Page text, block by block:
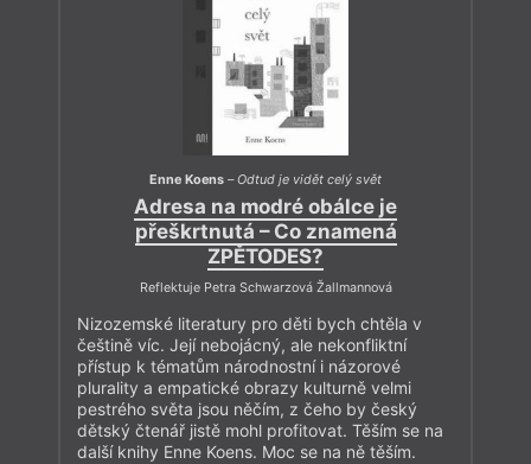
Enne Koens –Odtud je vidět celý svět
Adresa na modré obálce je
přeškrtnutá – Co znamená
ZPĚTODES?
Reflektuje Petra Schwarzová Žallmannová
Nizozemské literatury pro děti bych chtěla v
češtině víc. Její nebojácný, ale nekonfliktní
přístup k tématům národnostní i názorové
plurality a empatické obrazy kulturně velmi
pestrého světa jsou něčím, z čeho by český
dětský čtenář jistě mohl profitovat. Těším se na
další knihy Enne Koens. Moc se na ně těším.